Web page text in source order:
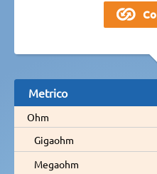
Metrico
Ohm
Gigaohm
Megaohm